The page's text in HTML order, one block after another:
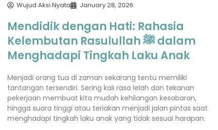
Wujud Aksi Nyata January 28, 2026
Mendidik dengan Hati: Rahasia
Kelembutan Rasulullah ﷺ dalam
Menghadapi Tingkah Laku Anak
Menjadi orang tua di zaman sekarang tentu memiliki
tantangan tersendiri. Sering kali rasa lelah dan tekanan
pekerjaan membuat kita mudah kehilangan kesabaran,
hingga suara tinggi atau teriakan menjadi jalan pintas saat
menghadapi tingkah laku anak yang tidak sesuai harapan.